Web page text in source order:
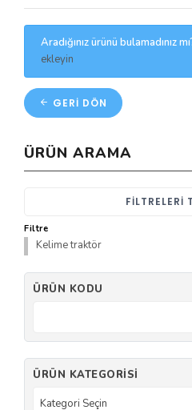
Aradığınız ürünü bulamadınız
ekleyin
GERI DÖN
ÜRÜN ARAMA
FILTRELERI
Filtre
Kelime traktör
ÜRÜN KODU
ÜRÜN KATEGORISI
Kategori Seçin